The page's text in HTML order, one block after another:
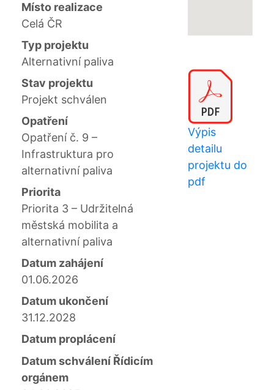
Místo realizace
Celá ČR
Typ projektu
Alternativní paliva
Stav projektu
Projekt schválen
Opatření
Opatření č. 9 –
Infrastruktura pro
alternativní paliva
Priorita
Priorita 3 – Udržitelná
městská mobilita a
alternativní paliva
Datum zahájení
01.06.2026
Datum ukončení
31.12.2028
Datum proplácení
Datum schválení Řídicím
orgánem
Výpis
detailu
projektu do
pdf